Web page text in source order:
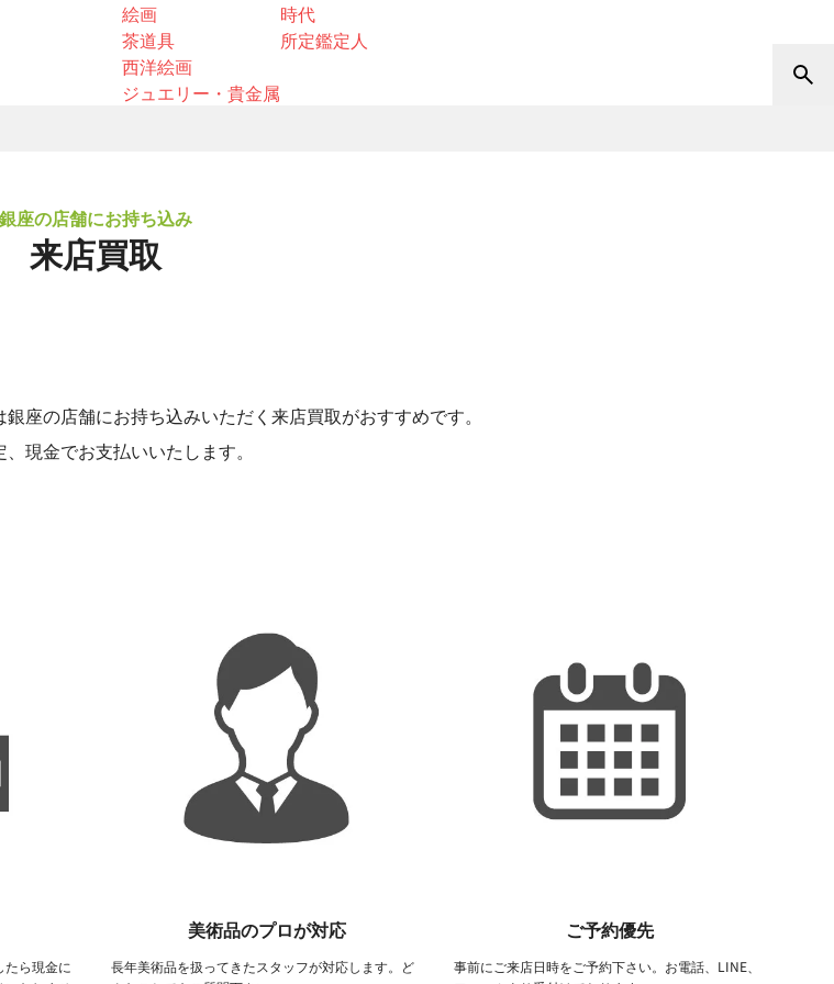
絵画
茶道具
西洋絵画
ジュエリー・貴金属
時代
所定鑑定人
銀座の店舗にお持ち込み
来店買取
座の店舗にお持ち込みいただく来店買取がおすすめです。
現金でお支払いいたします。
たら現金に
美術品のプロが対応
長年美術品を扱ってきたスタッフが対応します。ど
ご予約優先
事前にご来店日時をご予約下さい。お電話、LINE、